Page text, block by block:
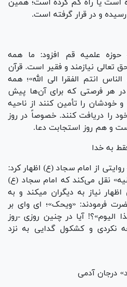
است یا راه گم کرده است؛ همین
و در قرار گرفته است.
علمیه قم افزود: ما همه
نیازمند و فقیر است. قرآن
انتم الفقرا الی الله»؛ همه
و در هر فرصتی که برای آن‌ها پیش
و خودشان را تأمین کنند از ناحیه
را دریافت کنند. خصوصاً در روز
و هم روز استجابت دعا.
به خدا
از امام سجاد (ع) اظهار کرد:
نقل می‌کند که امام سجاد (ع)
نیاز به دیگران میکند و به
فرمودند: «ویحک»؛ ای وای بر
الیوم»؟! آیا در چنین روزی -روز
نکردی و کشکول گدایی به نزد
درجان آدمی